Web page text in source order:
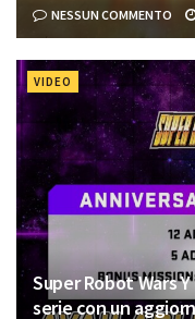
NESSUN COMMENTO
VIDEO
Super Robot Wars
serie con un